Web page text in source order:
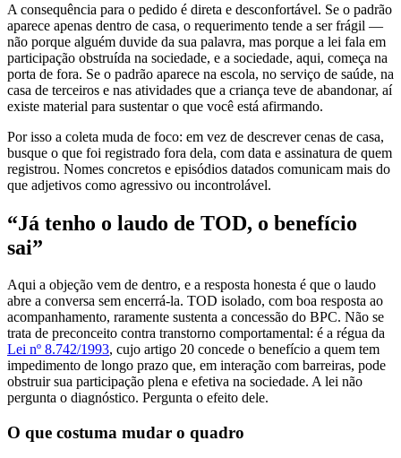
A consequência para o pedido é direta e desconfortável. Se o padrão
aparece apenas dentro de casa, o requerimento tende a ser frágil —
não porque alguém duvide da sua palavra, mas porque a lei fala em
participação obstruída na sociedade, e a sociedade, aqui, começa na
porta de fora. Se o padrão aparece na escola, no serviço de saúde, na
casa de terceiros e nas atividades que a criança teve de abandonar, aí
existe material para sustentar o que você está afirmando.
Por isso a coleta muda de foco: em vez de descrever cenas de casa,
busque o que foi registrado fora dela, com data e assinatura de quem
registrou. Nomes concretos e episódios datados comunicam mais do
que adjetivos como agressivo ou incontrolável.
“Já tenho o laudo de TOD, o benefício
sai”
Aqui a objeção vem de dentro, e a resposta honesta é que o laudo
abre a conversa sem encerrá-la. TOD isolado, com boa resposta ao
acompanhamento, raramente sustenta a concessão do BPC. Não se
trata de preconceito contra transtorno comportamental: é a régua da
Lei nº 8.742/1993, cujo artigo 20 concede o benefício a quem tem
impedimento de longo prazo que, em interação com barreiras, pode
obstruir sua participação plena e efetiva na sociedade. A lei não
pergunta o diagnóstico. Pergunta o efeito dele.
O que costuma mudar o quadro